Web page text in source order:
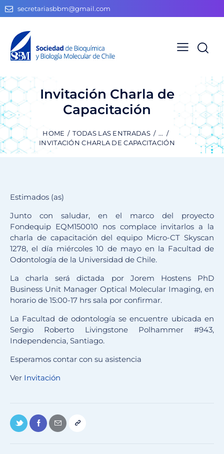
secretariasbbm@gmail.com
Invitación Charla de
Capacitación
HOME TODAS LAS ENTRADAS
...
INVITACIÓN CHARLA DE CAPACITACIÓN
Estimados (as)
Junto con saludar, en el marco del proyecto
Fondequip EQM150010 nos complace invitarlos a la
charla de capacitación del equipo Micro-CT Skyscan
1278, el día miércoles 10 de mayo en la Facultad de
Odontología de la Universidad de Chile.
La charla será dictada por Jorem Hostens PhD
Business Unit Manager Optical Molecular Imaging, en
horario de 15:00-17 hrs sala por confirmar.
La Facultad de odontología se encuentre ubicada en
Sergio Roberto Livingstone Polhammer #943,
Independencia, Santiago.
Esperamos contar con su asistencia
Ver Invitación